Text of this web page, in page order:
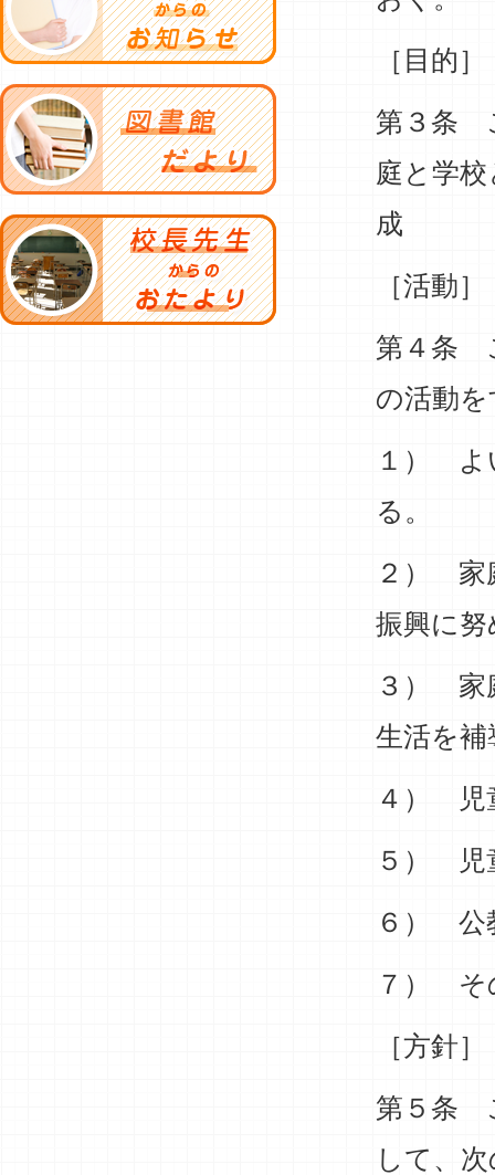
［目的］
第３条
庭と学
成 長
［活動］
第４条
の活動
１） よ
る。
２） 家
振興に
３） 家
生活を
４） 児
５） 児
６） 公
７） そ
［方針］
第５条
して、